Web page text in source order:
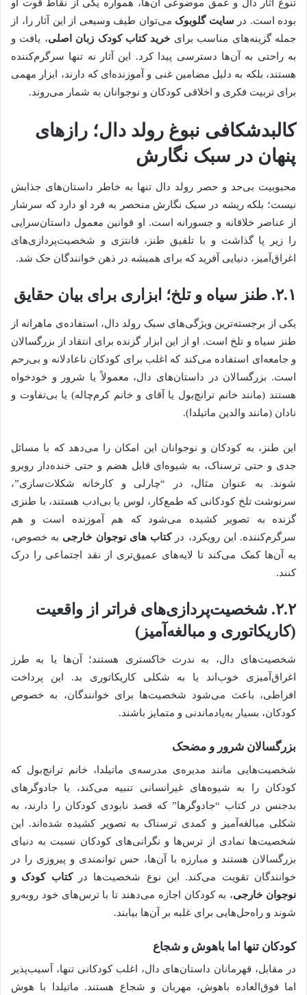
تنوع آثار دال و عمق موضوعی آن‌ها، همواره یکی از نقاط قوت او
بوده است. در سایت گلوبوک می‌توان طیف وسیعی از این آثار را، از
جمله گزینه‌های مناسب برای خرید کتاب کودک زبان اصلی، یافت و
به راحتی به آن‌ها دسترسی پیدا کرد. این آثار نه تنها سرگرم‌کننده
هستند، بلکه به دلیل مضامین غنی و آموزنده‌ای که دارند، ابزار مهمی
برای تربیت فکری و اخلاقی کودکان و نوجوانان به شمار می‌روند.
کالبدشکافی نبوغ رولد دال؛ رازهای
پنهان در سبک نگارش
محبوبیت بی‌حد و حصر رولد دال تنها به خاطر داستان‌های جذابش
نیست؛ بلکه ریشه در سبک نگارش منحصر به فرد او دارد که سرشار
از عناصر خلاقانه و جسورانه است. او قوانین معمول داستان‌سرایی
را زیر پا گذاشت و با تلفیق طنز، فانتزی و شخصیت‌پردازی‌های
اغراق‌آمیز، دنیایی آفرید که برای همیشه در ذهن خوانندگان حک شد.
۲.۱. طنز سیاه و تلخ؛ ابزاری برای بیان حقایق
یکی از برجسته‌ترین ویژگی‌های سبک رولد دال، استفاده‌ی ماهرانه از
طنز سیاه و تلخ است. او از این ابزار گزنده برای انتقاد از بزرگسالان
و جامعه‌ای استفاده می‌کند که اغلب برای کودکان ناعادلانه و بی‌رحم
است. بزرگسالان در داستان‌های دال، معمولاً یا شرور و خودخواه
هستند (مانند خانم ترانچ‌بول یا آقای و خانم کرم‌چاله) یا بی‌تفاوت و
نادان (مانند والدین ماتیلدا).
این طنز، به کودکان و نوجوانان این امکان را می‌دهد که با مسائل
جدی و حتی ترسناک، به شیوه‌ای قابل هضم و حتی خنده‌دار روبرو
شوند. به عنوان مثال، در “چارلی و کارخانه شکلات‌سازی”،
سرنوشت تلخ کودکانی که طمع‌کار، لوس یا بی‌ادب هستند، با طنزی
گزنده به تصویر کشیده می‌شود که هم آموزنده است و هم
سرگرم‌کننده. این رویکرد، درکتاب های نوجوان خارجی به خصوص،
به آن‌ها کمک می‌کند تا لایه‌های عمیق‌تری از نقد اجتماعی را درک
کنند.
۲.۲. شخصیت‌پردازی‌های فراتر از واقعیت
(کاریکاتوری و مبالغه‌آمیز)
شخصیت‌های دال، به ندرت خاکستری هستند؛ آن‌ها یا به طرز
اغراق‌آمیزی خوب‌اند یا به شکلی کاریکاتوری بد. این پرداخت
افراطی، باعث می‌شود شخصیت‌ها برای خوانندگان، به خصوص
کودکان، بسیار به‌یادماندنی و متمایز باشند.
بزرگسالان شرور و مضحک
شخصیت‌هایی مانند مدیره‌ی مدرسه‌ی ماتیلدا، خانم ترانچ‌بول که
کودکان را به شیوه‌های غیرانسانی تنبیه می‌کند، یا جادوگرهای
بدجنس در کتاب “جادوگرها” که قصد نابودی کودکان را دارند، به
شکلی مبالغه‌آمیز و کمدی ترسناک به تصویر کشیده شده‌اند. این
شخصیت‌ها نمادی از ترس‌ها و نگرانی‌های کودکان نسبت به دنیای
بزرگسالان هستند و مبارزه با آن‌ها، حس توانمندی و پیروزی را در
خوانندگان تقویت می‌کند. این نوع شخصیت‌ها درکتاب کودک و
نوجوان خارجی، به کودکان اجازه می‌دهند تا با ترس‌های خود روبه‌رو
شوند و راه‌حل‌هایی برای غلبه بر آن‌ها بیابند.
کودکان تنها اما باهوش و شجاع
در مقابل، قهرمانان داستان‌های دال، اغلب کودکانی تنها، آسیب‌پذیر
اما فوق‌العاده باهوش، مهربان و شجاع هستند. ماتیلدا با هوش